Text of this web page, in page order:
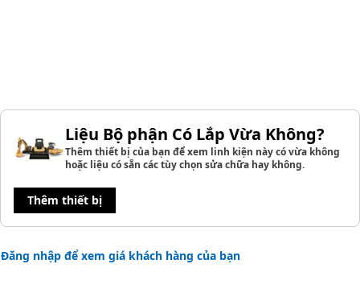
Liệu Bộ phận Có Lắp Vừa Không?
Thêm thiết bị của bạn để xem linh kiện này có vừa không
hoặc liệu có sẵn các tùy chọn sửa chữa hay không.
Thêm thiết bị
Đăng nhập để xem giá khách hàng của bạn